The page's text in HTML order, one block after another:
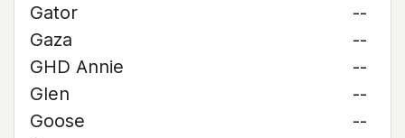
Gator
--
Gaza
--
GHD Annie
--
Glen
--
Goose
--